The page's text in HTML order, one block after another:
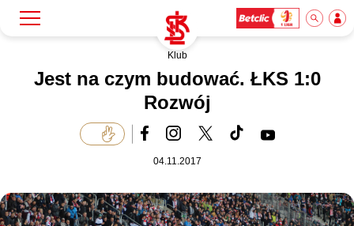
Klub
Klub
Jest na czym budować. ŁKS 1:0
Rozwój
04.11.2017